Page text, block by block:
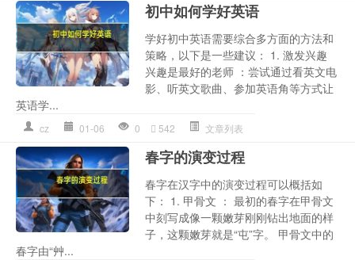
初中如何学好英语
学好初中英语需要综合多方面的方法和
策略，以下是一些建议： 1. 激发兴趣
兴趣是最好的老师 ：尝试通过看英文电
影、听英文歌曲、参加英语角等方式让
英语学...
cz 01-06 0 542 文章列表
春字的演变过程
春字在汉字中的演变过程可以概括如
下： 1. 甲骨文 ： 最初的春字在甲骨文
中刻写成像一颗嫩芽刚刚钻出地面的样
子，这颗嫩芽就是“屯”字。 甲骨文中的
春字由“艸...